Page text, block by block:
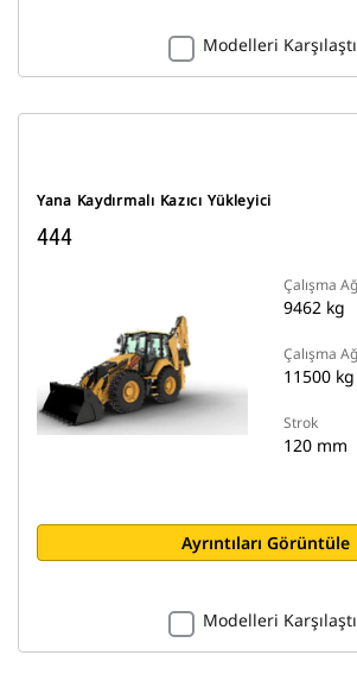
Modelleri
Yana Kaydırmalı Kazıcı Yükleyici
444
Çalışma
9462 kg
Çalışma
11500 kg
Strok
120 mm
Ayrıntıları Görüntüle
Modelleri